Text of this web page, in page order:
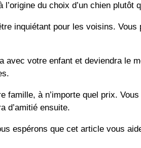
du choix d’un chien plutôt
inquiétant pour les voisins. Vous
avec votre enfant et deviendra le
à n’importe quel prix.
d’amitié ensuite.
espérons que cet article vous